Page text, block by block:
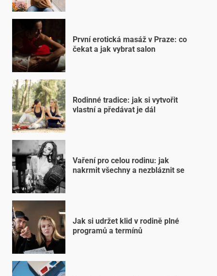
První erotická masáž v Praze: co
čekat a jak vybrat salon
Rodinné tradice: jak si vytvořit
vlastní a předávat je dál
Vaření pro celou rodinu: jak
nakrmit všechny a nezbláznit se
Jak si udržet klid v rodině plné
programů a termínů